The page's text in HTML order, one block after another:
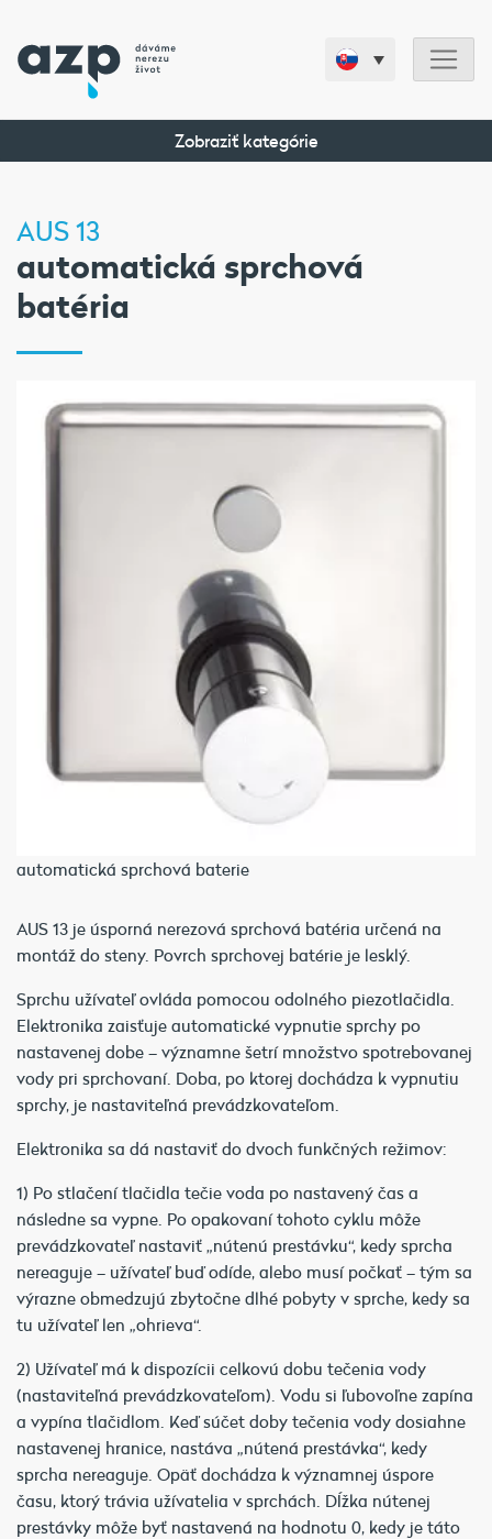
Zobraziť kategórie
AUS 13
automatická sprchová
batéria
automatická sprchová baterie
AUS 13 je úsporná nerezová sprchová batéria určená na
montáž do steny. Povrch sprchovej batérie je lesklý.
Sprchu užívateľ ovláda pomocou odolného piezotlačidla.
Elektronika zaisťuje automatické vypnutie sprchy po
nastavenej dobe – významne šetrí množstvo spotrebovanej
vody pri sprchovaní. Doba, po ktorej dochádza k vypnutiu
sprchy, je nastaviteľná prevádzkovateľom.
Elektronika sa dá nastaviť do dvoch funkčných režimov:
1) Po stlačení tlačidla tečie voda po nastavený čas a
následne sa vypne. Po opakovaní tohoto cyklu môže
prevádzkovateľ nastaviť „nútenú prestávku“, kedy sprcha
nereaguje – užívateľ buď odíde, alebo musí počkať – tým sa
výrazne obmedzujú zbytočne dlhé pobyty v sprche, kedy sa
tu užívateľ len „ohrieva“.
2) Užívateľ má k dispozícii celkovú dobu tečenia vody
(nastaviteľná prevádzkovateľom). Vodu si ľubovoľne zapína
a vypína tlačidlom. Keď súčet doby tečenia vody dosiahne
nastavenej hranice, nastáva „nútená prestávka“, kedy
sprcha nereaguje. Opäť dochádza k významnej úspore
času, ktorý trávia užívatelia v sprchách. Dĺžka nútenej
prestávky môže byť nastavená na hodnotu 0, kedy je táto